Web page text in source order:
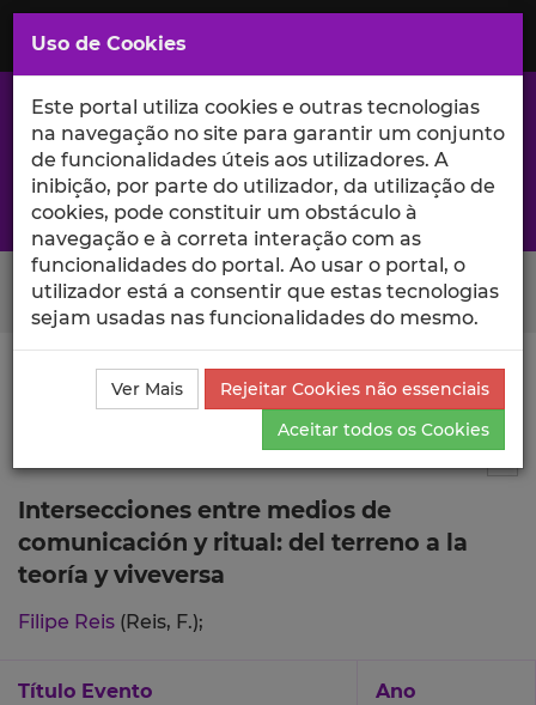
Saltar
para
Conteúdo
Principal
A excelência da investigação e ciência no Iscte
Search Button
Ciência_Iscte Comunicações
Descrição Detalhada
da Comunicação
Intersecciones entre medios de
comunicación y ritual: del terreno a la
teoría y viveversa
Filipe Reis (Reis, F.);
Título Evento
Ano
Uso de Cookies
Este portal utiliza cookies e outras tecnologias
na navegação no site para garantir um conjunto
de funcionalidades úteis aos utilizadores. A
inibição, por parte do utilizador, da utilização de
cookies, pode constituir um obstáculo à
navegação e à correta interação com as
funcionalidades do portal. Ao usar o portal, o
utilizador está a consentir que estas tecnologias
sejam usadas nas funcionalidades do mesmo.
Ver Mais
Rejeitar Cookies não essenciais
Aceitar todos os Cookies